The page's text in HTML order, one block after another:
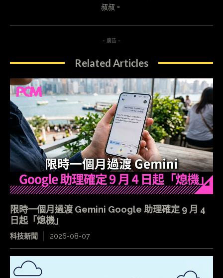
叔叔。
- 廣告 -
Related Articles
限時一個月過渡 Gemini Google 助理確定 9 月 4
日起「熄機」
科技新聞 2026-08-07